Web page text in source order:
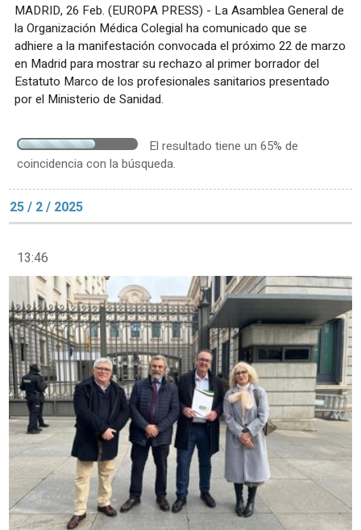
MADRID, 26 Feb. (EUROPA PRESS) - La Asamblea General de
la Organización Médica Colegial ha comunicado que se
adhiere a la manifestación convocada el próximo 22 de marzo
en Madrid para mostrar su rechazo al primer borrador del
Estatuto Marco de los profesionales sanitarios presentado
por el Ministerio de Sanidad.
El resultado tiene un 65% de
coincidencia con la búsqueda.
25 / 2 / 2025
13:46